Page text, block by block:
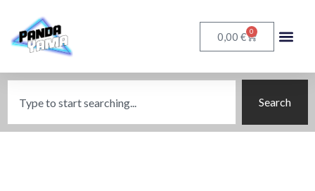
0,00 € 0
Search